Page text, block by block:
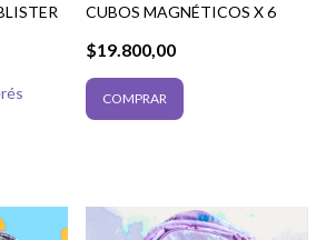
CUBOS MAGNÉTICOS X 6
$19.800,00